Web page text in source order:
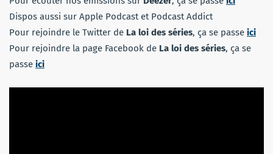
Dispos aussi sur Apple Podcast et Podcast Addict
Pour rejoindre le Twitter de La loi des séries, ça se passe ici
Pour rejoindre la page Facebook de La loi des séries, ça se
passe ici